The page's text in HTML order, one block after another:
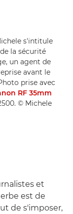
s'intitule
la sécurité
un agent de
avant le
prise avec
RF 35mm
© Michele
et
est de
de s'imposer,